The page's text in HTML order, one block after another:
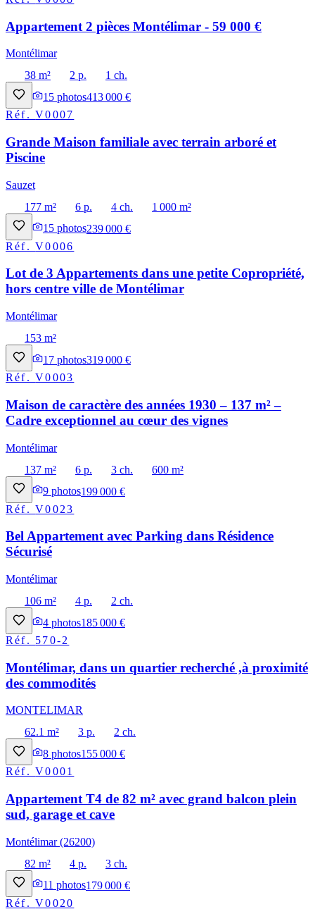
Appartement 2 pièces Montélimar - 59 000 €
Montélimar
38 m²
2 p.
1 ch.
15 photos413 000 €
Réf.V0007
Grande Maison familiale avec terrain arboré et
Piscine
Sauzet
177 m²
6 p. 4 ch.
1 000 m²
15 photos239 000 €
Réf.V0006
Lot de 3 Appartements dans une petite Copropriété,
hors centre ville de Montélimar
Montélimar
153 m²
17 photos319 000 €
Réf.V0003
Maison de caractère des années 1930 – 137 m² –
Cadre exceptionnel au cœur des vignes
Montélimar
137 m²
6 p. 3 ch.
600 m²
9 photos199 000 €
Réf.V0023
Bel Appartement avec Parking dans Résidence
Sécurisé
Montélimar
106 m²
4 p.
2 ch.
4 photos185 000 €
Réf. 570-2
Montélimar, dans un quartier recherché ,à proximité
des commodités
MONTELIMAR
62.1 m²
3 p.
2 ch.
8 photos155 000 €
Réf.V0001
Appartement T4 de 82 m² avec grand balcon plein
sud, garage et cave
Montélimar (26200)
82 m²
4 p.
3 ch.
11 photos179 000 €
Réf.V0020